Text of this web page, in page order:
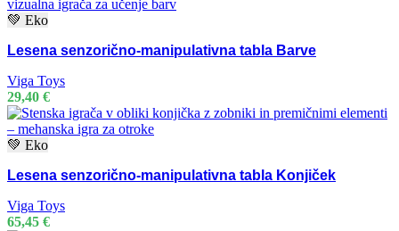
💚 Eko
Lesena senzorično-manipulativna tabla Barve
Viga Toys
29,40 €
💚 Eko
Lesena senzorično-manipulativna tabla Konjiček
Viga Toys
65,45 €